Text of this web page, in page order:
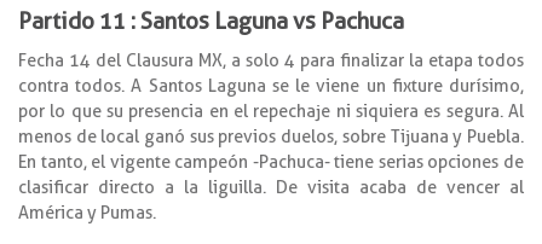
Partido 11 : Santos Laguna vs Pachuca
Fecha 14 del Clausura MX, a solo 4 para finalizar la etapa todos
contra todos. A Santos Laguna se le viene un fixture durísimo,
por lo que su presencia en el repechaje ni siquiera es segura. Al
menos de local ganó sus previos duelos, sobre Tijuana y Puebla.
En tanto, el vigente campeón -Pachuca- tiene serias opciones de
clasificar directo a la liguilla. De visita acaba de vencer al
América y Pumas.